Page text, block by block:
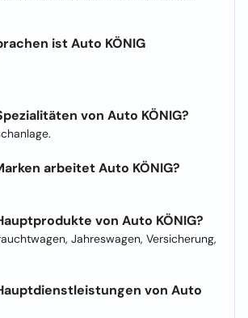
ist Auto KÖNIG
von Auto KÖNIG?
arbeitet Auto KÖNIG?
von Auto KÖNIG?
Jahreswagen, Versicherung,
von Auto